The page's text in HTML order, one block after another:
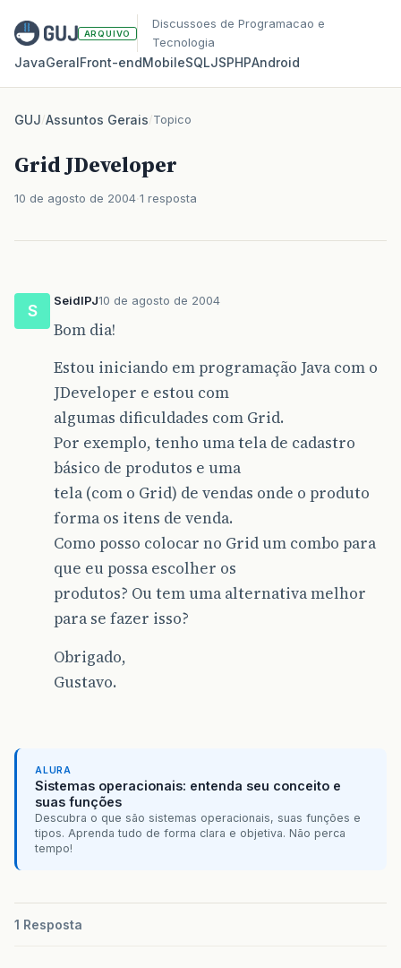
ARQUIVO
Discussoes de Programacao e
Tecnologia
JavaGeralFront‑endMobileSQLJSPHPAndroid
GUJ/Assuntos Gerais/Topico
Grid JDeveloper
10 de agosto de 2004 1 resposta
S
SeidlPJ10 de agosto de 2004
Bom dia!
Estou iniciando em programação Java com o
JDeveloper e estou com
algumas dificuldades com Grid.
Por exemplo, tenho uma tela de cadastro
básico de produtos e uma
tela (com o Grid) de vendas onde o produto
forma os itens de venda.
Como posso colocar no Grid um combo para
que eu possa escolher os
produtos? Ou tem uma alternativa melhor
para se fazer isso?
Obrigado,
Gustavo.
ALURA
Sistemas operacionais: entenda seu conceito e
suas funções
Descubra o que são sistemas operacionais, suas funções e
tipos. Aprenda tudo de forma clara e objetiva. Não perca
tempo!
1 Resposta